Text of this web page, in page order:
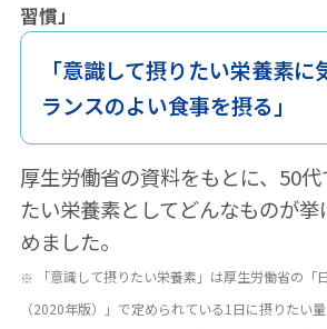
習慣」
「意識して摂りたい栄養素に
ランスのよい食事を摂る」
厚生労働省の資料をもとに、50
たい栄養素としてどんなものが挙
めました。
「意識して摂りたい栄養素」は厚生労働省の「
（2020年版）」で定められている1日に摂りたい